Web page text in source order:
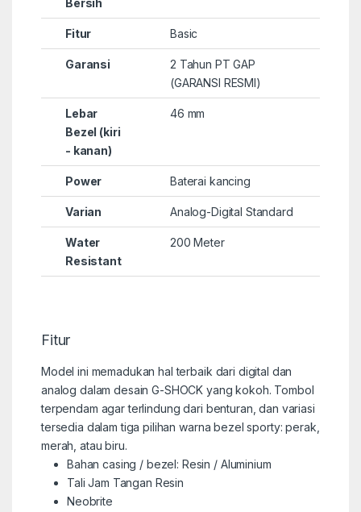
Bersih
Fitur Basic
Garansi
2 Tahun PT GAP
(GARANSI RESMI)
Lebar
Bezel (kiri
- kanan)
46 mm
Power Baterai kancing
Varian Analog-Digital Standard
Water
Resistant
200 Meter
Fitur
Model ini memadukan hal terbaik dari digital dan
analog dalam desain G-SHOCK yang kokoh. Tombol
terpendam agar terlindung dari benturan, dan variasi
tersedia dalam tiga pilihan warna bezel sporty: perak,
merah, atau biru.
Bahan casing / bezel: Resin / Aluminium
Tali Jam Tangan Resin
Neobrite